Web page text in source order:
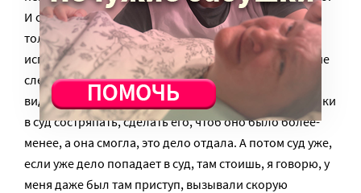
И они же не могли все равно это дело слепить, и
только уже Моисеева, полковник, которая просто
исполняющая обязанности следователя, она даже не
следователь – она оперативный работник, но, по-
видимому, эти следователи не могли это дело все-таки
в суд состряпать, сделать его, чтоб оно было более-
менее, а она смогла, это дело отдала. А потом суд уже,
если уже дело попадает в суд, там стоишь, я говорю, у
меня даже был там приступ, вызывали скорую